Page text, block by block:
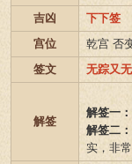
吉凶
下下签
宫位
乾宫 否
签文
无踪又
解签
解签一：
解签二：
实，非